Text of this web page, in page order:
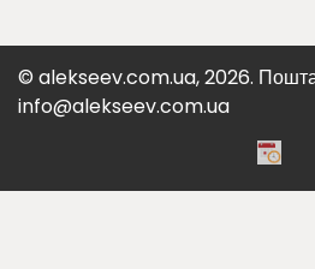
© alekseev.com.ua, 2026.
info@alekseev.com.ua